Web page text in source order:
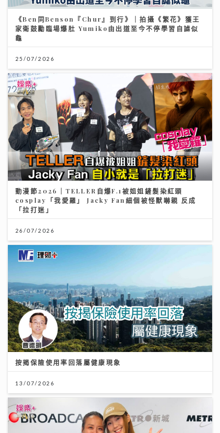
《Ben同Benson『Chur』到行》｜拍攝《繁花》獲王
家衛鼓勵臨場爆肚 Yumiko由出道至今不停學習自謔似
龜
25/07/2026
動漫節2026｜TELLER自爆F.1被姐姐鏟髮染紅頭
cosplay「我愛羅」 Jacky Fan細個被怪獸嚇親 反成
「拉打迷」
26/07/2026
按揭保險使用率回落屬健康現象
13/07/2026